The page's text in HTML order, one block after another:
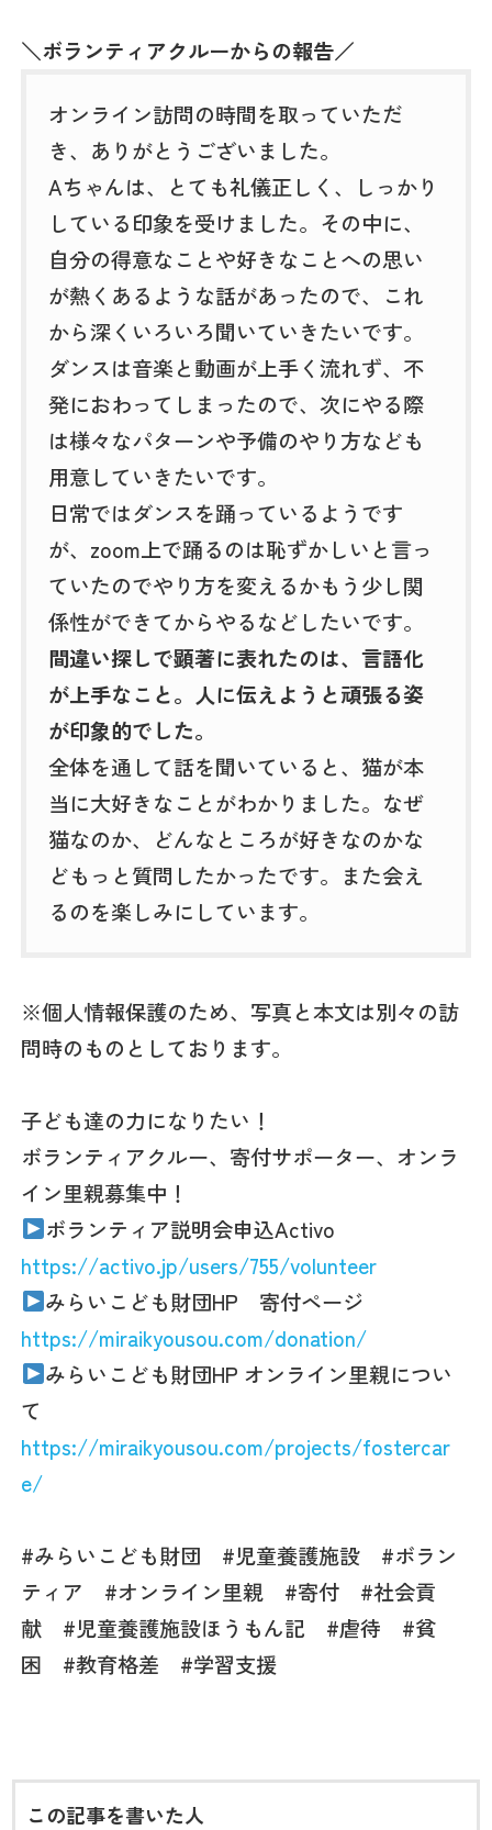
＼ボランティアクルーからの報告／
オンライン訪問の時間を取っていただ
き、ありがとうございました。
Aちゃんは、とても礼儀正しく、しっかり
している印象を受けました。その中に、
自分の得意なことや好きなことへの思い
が熱くあるような話があったので、これ
から深くいろいろ聞いていきたいです。
ダンスは音楽と動画が上手く流れず、不
発におわってしまったので、次にやる際
は様々なパターンや予備のやり方なども
用意していきたいです。
日常ではダンスを踊っているようです
が、zoom上で踊るのは恥ずかしいと言っ
ていたのでやり方を変えるかもう少し関
係性ができてからやるなどしたいです。
間違い探しで顕著に表れたのは、言語化
が上手なこと。人に伝えようと頑張る姿
が印象的でした。
全体を通して話を聞いていると、猫が本
当に大好きなことがわかりました。なぜ
猫なのか、どんなところが好きなのかな
どもっと質問したかったです。また会え
るのを楽しみにしています。
※個人情報保護のため、写真と本文は別々の訪
問時のものとしております。
子ども達の力になりたい！
ボランティアクルー、寄付サポーター、オンラ
イン里親募集中！
ボランティア説明会申込Activo
https://activo.jp/users/755/volunteer
みらいこども財団HP 寄付ページ
https://miraikyousou.com/donation/
みらいこども財団HP オンライン里親につい
て
https://miraikyousou.com/projects/fostercar
e/
#みらいこども財団 #児童養護施設 #ボラン
ティア #オンライン里親 #寄付 #社会貢
献 #児童養護施設ほうもん記 #虐待 #貧
困 #教育格差 #学習支援
この記事を書いた人